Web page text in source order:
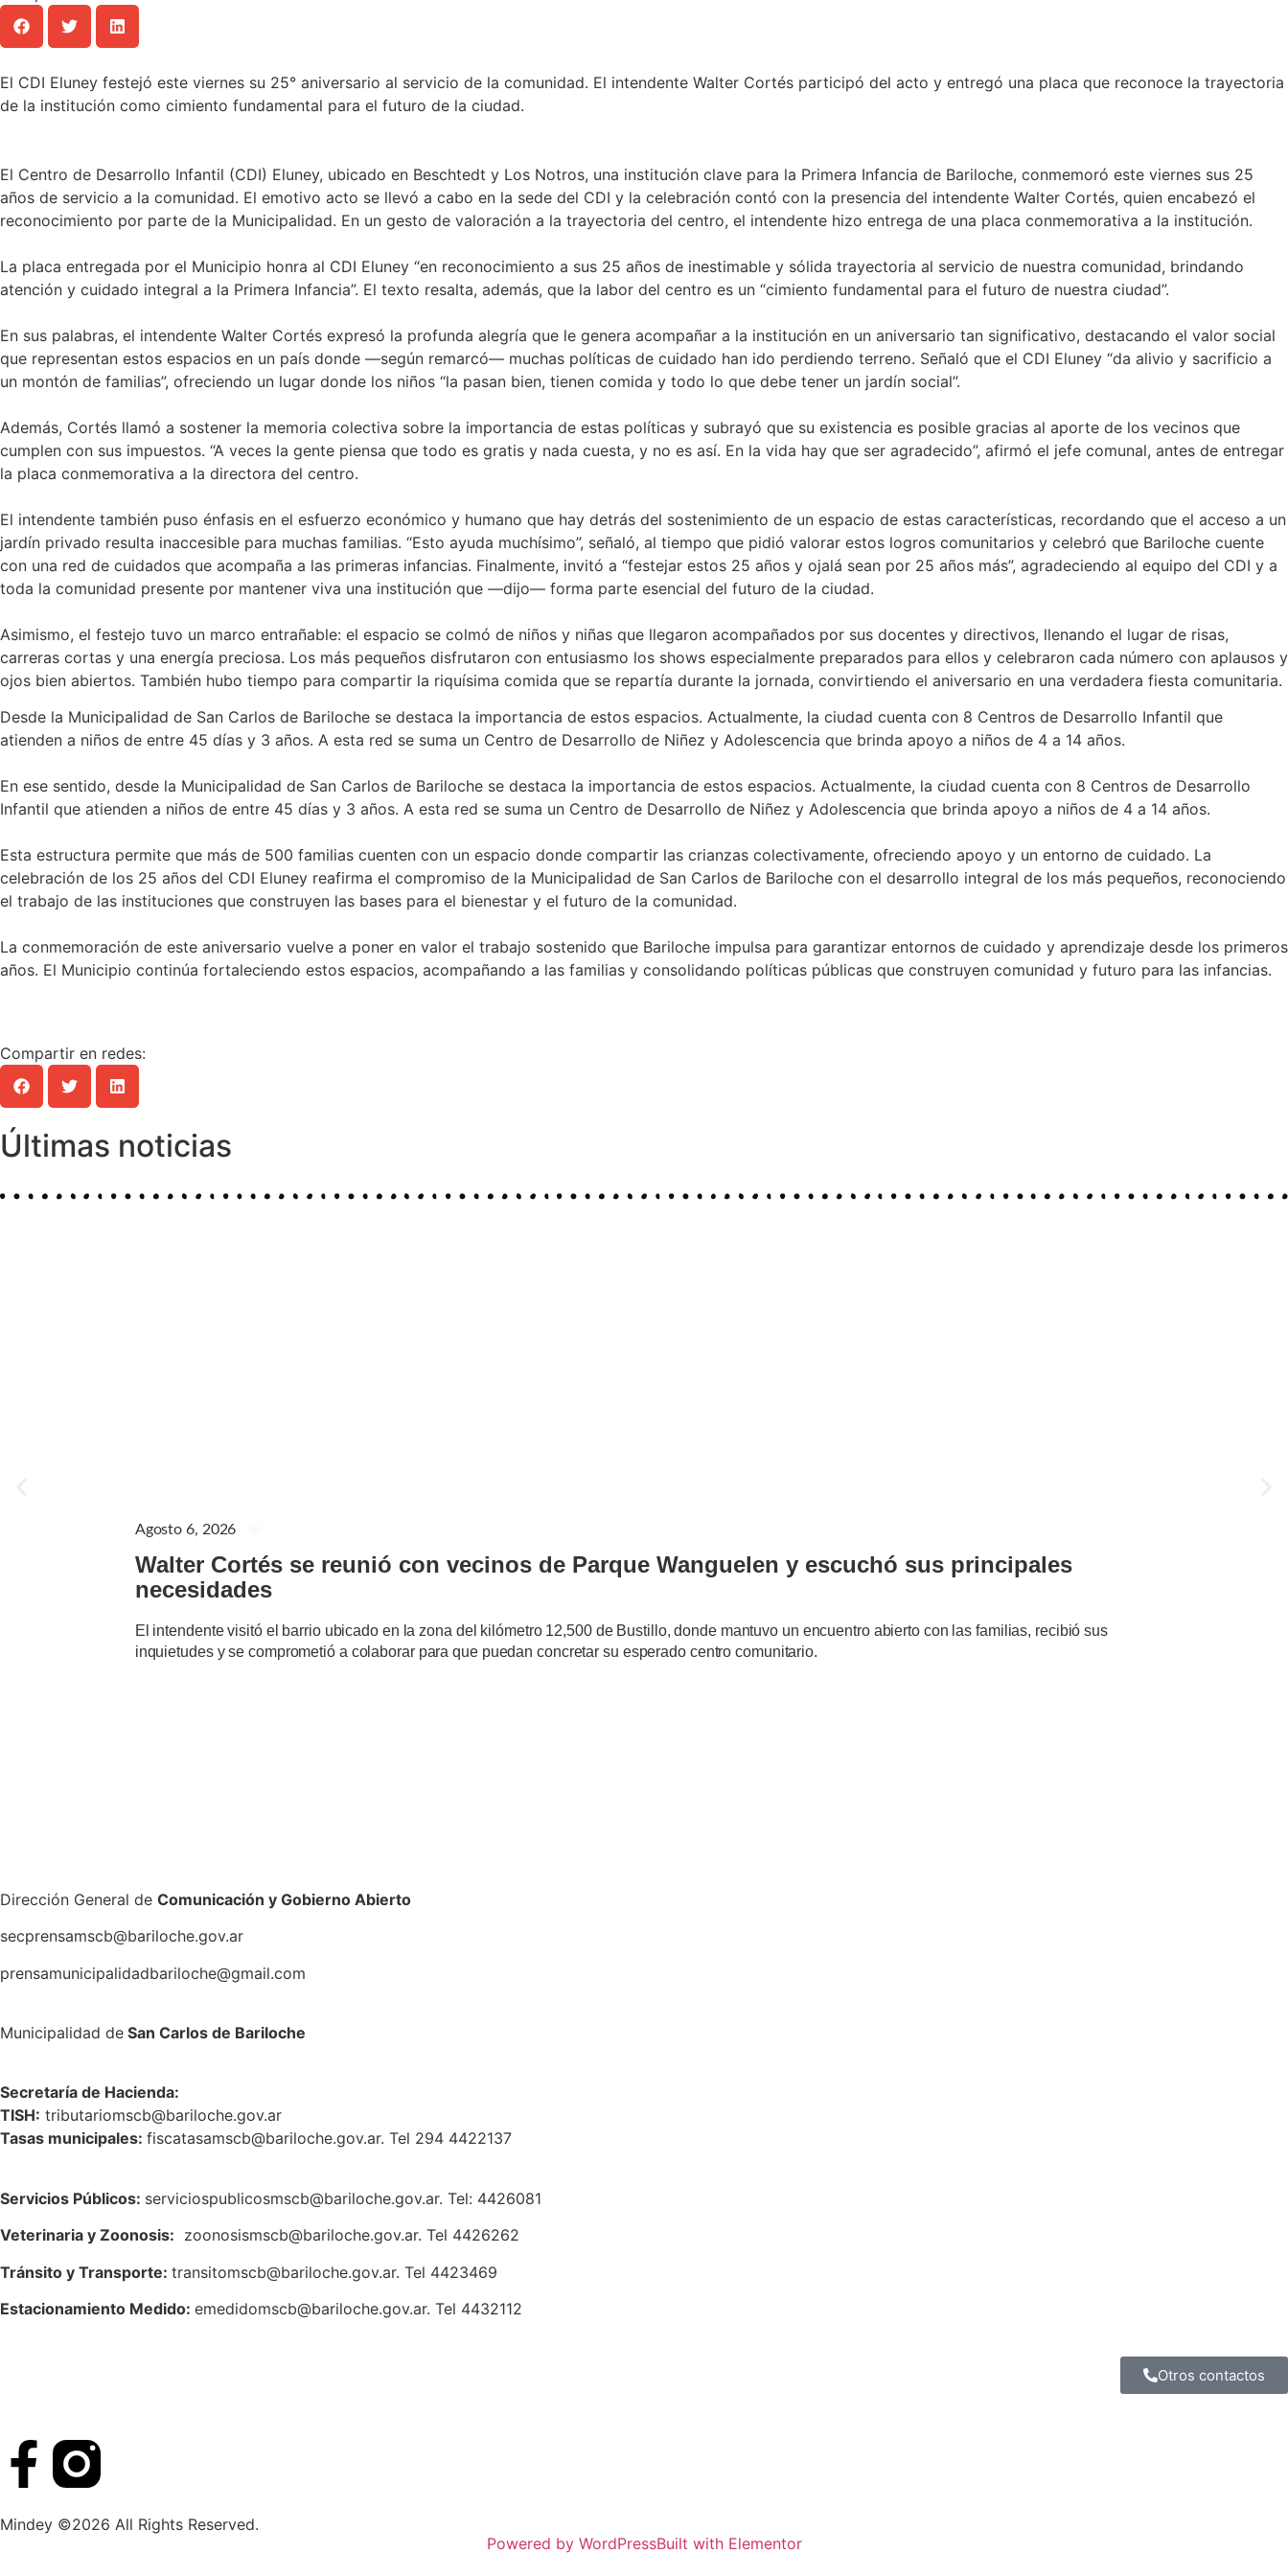
El CDI Eluney festejó este viernes su 25° aniversario al servicio de la comunidad. El intendente Walter Cortés participó del acto y entregó una placa que reconoce la trayectoria
de la institución como cimiento fundamental para el futuro de la ciudad.
El Centro de Desarrollo Infantil (CDI) Eluney, ubicado en Beschtedt y Los Notros, una institución clave para la Primera Infancia de Bariloche, conmemoró este viernes sus 25
años de servicio a la comunidad. El emotivo acto se llevó a cabo en la sede del CDI y la celebración contó con la presencia del intendente Walter Cortés, quien encabezó el
reconocimiento por parte de la Municipalidad. En un gesto de valoración a la trayectoria del centro, el intendente hizo entrega de una placa conmemorativa a la institución.
La placa entregada por el Municipio honra al CDI Eluney “en reconocimiento a sus 25 años de inestimable y sólida trayectoria al servicio de nuestra comunidad, brindando
atención y cuidado integral a la Primera Infancia”. El texto resalta, además, que la labor del centro es un “cimiento fundamental para el futuro de nuestra ciudad”.
En sus palabras, el intendente Walter Cortés expresó la profunda alegría que le genera acompañar a la institución en un aniversario tan significativo, destacando el valor social
que representan estos espacios en un país donde —según remarcó— muchas políticas de cuidado han ido perdiendo terreno. Señaló que el CDI Eluney “da alivio y sacrificio a
un montón de familias”, ofreciendo un lugar donde los niños “la pasan bien, tienen comida y todo lo que debe tener un jardín social”.
Además, Cortés llamó a sostener la memoria colectiva sobre la importancia de estas políticas y subrayó que su existencia es posible gracias al aporte de los vecinos que
cumplen con sus impuestos. “A veces la gente piensa que todo es gratis y nada cuesta, y no es así. En la vida hay que ser agradecido”, afirmó el jefe comunal, antes de entregar
la placa conmemorativa a la directora del centro.
El intendente también puso énfasis en el esfuerzo económico y humano que hay detrás del sostenimiento de un espacio de estas características, recordando que el acceso a un
jardín privado resulta inaccesible para muchas familias. “Esto ayuda muchísimo”, señaló, al tiempo que pidió valorar estos logros comunitarios y celebró que Bariloche cuente
con una red de cuidados que acompaña a las primeras infancias. Finalmente, invitó a “festejar estos 25 años y ojalá sean por 25 años más”, agradeciendo al equipo del CDI y a
toda la comunidad presente por mantener viva una institución que —dijo— forma parte esencial del futuro de la ciudad.
Asimismo, el festejo tuvo un marco entrañable: el espacio se colmó de niños y niñas que llegaron acompañados por sus docentes y directivos, llenando el lugar de risas,
carreras cortas y una energía preciosa. Los más pequeños disfrutaron con entusiasmo los shows especialmente preparados para ellos y celebraron cada número con aplausos y
ojos bien abiertos. También hubo tiempo para compartir la riquísima comida que se repartía durante la jornada, convirtiendo el aniversario en una verdadera fiesta comunitaria.
Desde la Municipalidad de San Carlos de Bariloche se destaca la importancia de estos espacios. Actualmente, la ciudad cuenta con 8 Centros de Desarrollo Infantil que
atienden a niños de entre 45 días y 3 años. A esta red se suma un Centro de Desarrollo de Niñez y Adolescencia que brinda apoyo a niños de 4 a 14 años.
En ese sentido, desde la Municipalidad de San Carlos de Bariloche se destaca la importancia de estos espacios. Actualmente, la ciudad cuenta con 8 Centros de Desarrollo
Infantil que atienden a niños de entre 45 días y 3 años. A esta red se suma un Centro de Desarrollo de Niñez y Adolescencia que brinda apoyo a niños de 4 a 14 años.
Esta estructura permite que más de 500 familias cuenten con un espacio donde compartir las crianzas colectivamente, ofreciendo apoyo y un entorno de cuidado. La
celebración de los 25 años del CDI Eluney reafirma el compromiso de la Municipalidad de San Carlos de Bariloche con el desarrollo integral de los más pequeños, reconociendo
el trabajo de las instituciones que construyen las bases para el bienestar y el futuro de la comunidad.
La conmemoración de este aniversario vuelve a poner en valor el trabajo sostenido que Bariloche impulsa para garantizar entornos de cuidado y aprendizaje desde los primeros
años. El Municipio continúa fortaleciendo estos espacios, acompañando a las familias y consolidando políticas públicas que construyen comunidad y futuro para las infancias.
Compartir en redes:
Últimas noticias
Agosto 6, 2026
Walter Cortés se reunió con vecinos de Parque Wanguelen y escuchó sus principales
necesidades
El intendente visitó el barrio ubicado en la zona del kilómetro 12,500 de Bustillo, donde mantuvo un encuentro abierto con las familias, recibió sus
inquietudes y se comprometió a colaborar para que puedan concretar su esperado centro comunitario.
Dirección General de Comunicación y Gobierno Abierto
secprensamscb@bariloche.gov.ar
prensamunicipalidadbariloche@gmail.com
Municipalidad de San Carlos de Bariloche
Secretaría de Hacienda:
TISH: tributariomscb@bariloche.gov.ar
Tasas municipales: fiscatasamscb@bariloche.gov.ar. Tel 294 4422137
Servicios Públicos: serviciospublicosmscb@bariloche.gov.ar. Tel: 4426081
Veterinaria y Zoonosis: zoonosismscb@bariloche.gov.ar. Tel 4426262
Tránsito y Transporte: transitomscb@bariloche.gov.ar. Tel 4423469
Estacionamiento Medido: emedidomscb@bariloche.gov.ar. Tel 4432112
Otros contactos
Mindey ©2026 All Rights Reserved.
Powered by WordPressBuilt with Elementor